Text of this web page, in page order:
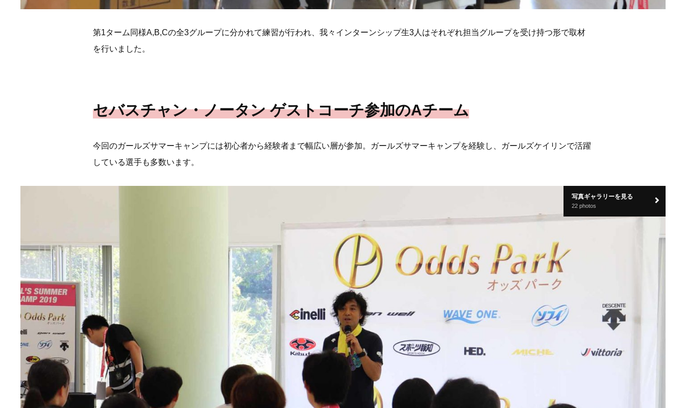
第1ターム同様A,B,Cの全3グループに分かれて練習が行われ、我々インターンシップ生3人はそれぞれ担当グループを受け持つ形で取材
を行いました。
セバスチャン・ノータン ゲストコーチ参加のAチーム
今回のガールズサマーキャンプには初心者から経験者まで幅広い層が参加。ガールズサマーキャンプを経験し、ガールズケイリンで活躍
している選手も多数います。
写真ギャラリーを見る
22 photos